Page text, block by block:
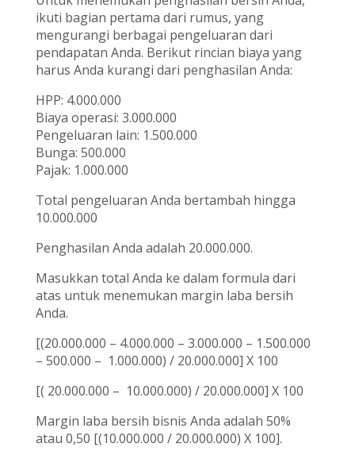
ikuti bagian pertama dari rumus, yang
mengurangi berbagai pengeluaran dari
pendapatan Anda. Berikut rincian biaya yang
harus Anda kurangi dari penghasilan Anda:
HPP: 4.000.000
Biaya operasi: 3.000.000
Pengeluaran lain: 1.500.000
Bunga: 500.000
Pajak: 1.000.000
Total pengeluaran Anda bertambah hingga
10.000.000
Penghasilan Anda adalah 20.000.000.
Masukkan total Anda ke dalam formula dari
atas untuk menemukan margin laba bersih
Anda.
[(20.000.000 – 4.000.000 – 3.000.000 – 1.500.000
– 500.000 – 1.000.000) / 20.000.000] X 100
[( 20.000.000 – 10.000.000) / 20.000.000] X 100
Margin laba bersih bisnis Anda adalah 50%
atau 0,50 [(10.000.000 / 20.000.000) X 100].